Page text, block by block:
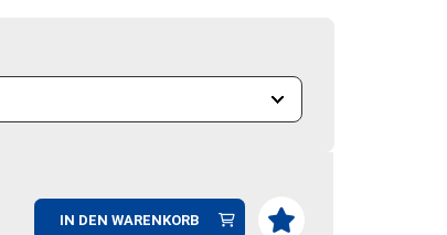
IN DEN WARENKORB